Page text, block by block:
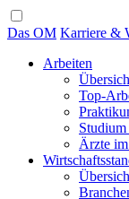
Das OM Karriere &
Arbeiten
Top-
Ärzte